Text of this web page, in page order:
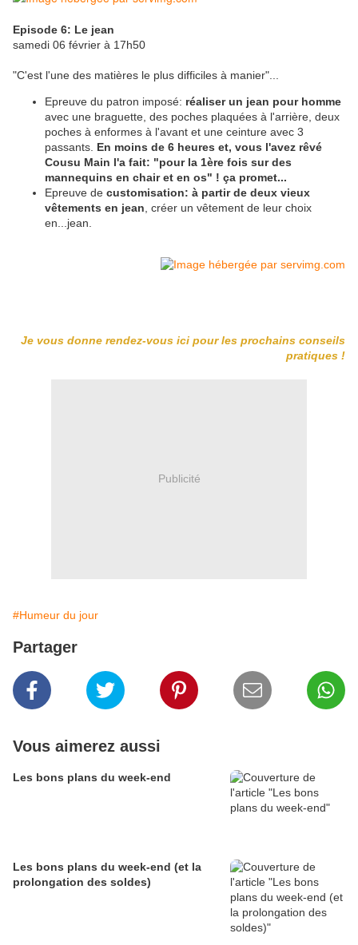
Episode 6: Le jean
samedi 06 février à 17h50
"C'est l'une des matières le plus difficiles à manier"...
Epreuve du patron imposé: réaliser un jean pour homme
avec une braguette, des poches plaquées à l'arrière, deux
poches à enformes à l'avant et une ceinture avec 3
passants. En moins de 6 heures et, vous l'avez rêvé
Cousu Main l'a fait: "pour la 1ère fois sur des
mannequins en chair et en os" ! ça promet...
Epreuve de customisation: à partir de deux vieux
vêtements en jean , créer un vêtement de leur choix
en...jean.
Je vous donne rendez-vous ici pour les prochains conseils
pratiques !
Publicité
#Humeur du jour
Partager
Vous aimerez aussi
Les bons plans du week-end
Les bons plans du week-end (et la
prolongation des soldes)